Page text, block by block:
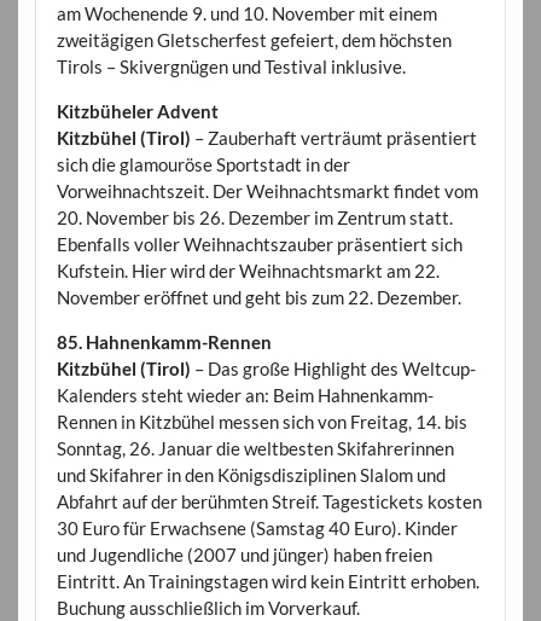
am Wochenende 9. und 10. November mit einem
zweitägigen Gletscherfest gefeiert, dem höchsten
Tirols – Skivergnügen und Testival inklusive.
Kitzbüheler Advent
Kitzbühel (Tirol) – Zauberhaft verträumt präsentiert
sich die glamouröse Sportstadt in der
Vorweihnachtszeit. Der Weihnachtsmarkt findet vom
20. November bis 26. Dezember im Zentrum statt.
Ebenfalls voller Weihnachtszauber präsentiert sich
Kufstein. Hier wird der Weihnachtsmarkt am 22.
November eröffnet und geht bis zum 22. Dezember.
85. Hahnenkamm-Rennen
Kitzbühel (Tirol) – Das große Highlight des Weltcup-
Kalenders steht wieder an: Beim Hahnenkamm-
Rennen in Kitzbühel messen sich von Freitag, 14. bis
Sonntag, 26. Januar die weltbesten Skifahrerinnen
und Skifahrer in den Königsdisziplinen Slalom und
Abfahrt auf der berühmten Streif. Tagestickets kosten
30 Euro für Erwachsene (Samstag 40 Euro). Kinder
und Jugendliche (2007 und jünger) haben freien
Eintritt. An Trainingstagen wird kein Eintritt erhoben.
Buchung ausschließlich im Vorverkauf.